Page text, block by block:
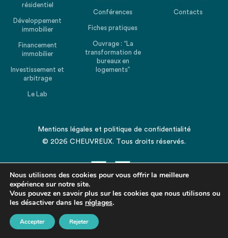
Partagez cet article
résidentiel
Développement
immobilier
Financement
immobilier
Investissement et
arbitrage
Le Lab
Conférences
Fiches pratiques
Ouvrage : “La
transformation de
bureaux en
logements”
Contacts
Mentions légales et politique de confidentialité
© 2026 CHEUVREUX. Tous droits réservés.
Revenir en haut de la page
Nous utilisons des cookies pour vous offrir la meilleure
expérience sur notre site.
Vous pouvez en savoir plus sur les cookies que nous utilisons ou
les désactiver dans les réglages.
Accepter Rejeter